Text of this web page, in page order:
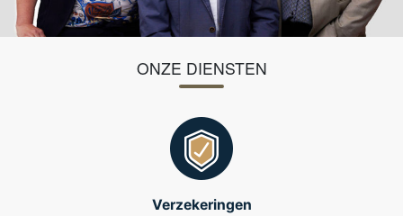
ONZE DIENSTEN
Verzekeringen